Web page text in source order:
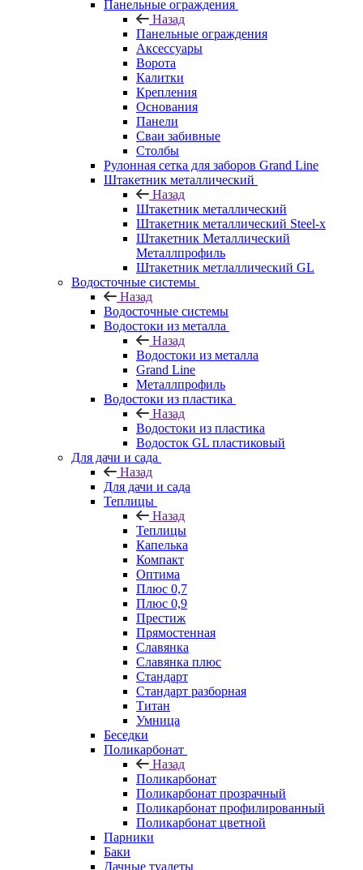
Панельные ограждения
Назад
Панельные ограждения
Аксессуары
Ворота
Калитки
Крепления
Основания
Панели
Сваи забивные
Столбы
Рулонная сетка для заборов Grand Line
Штакетник металлический
Назад
Штакетник металлический
Штакетник металлический Steel-x
Штакетник Металлический
Металлпрофиль
Штакетник метлаллический GL
Водосточные системы
Назад
Водосточные системы
Водостоки из металла
Назад
Водостоки из металла
Grand Line
Металлпрофиль
Водостоки из пластика
Назад
Водостоки из пластика
Водосток GL пластиковый
Для дачи и сада
Назад
Для дачи и сада
Теплицы
Назад
Теплицы
Капелька
Компакт
Оптима
Плюс 0,7
Плюс 0,9
Престиж
Прямостенная
Славянка
Славянка плюс
Стандарт
Стандарт разборная
Титан
Умница
Беседки
Поликарбонат
Назад
Поликарбонат
Поликарбонат прозрачный
Поликарбонат профилированный
Поликарбонат цветной
Парники
Баки
Дачные туалеты